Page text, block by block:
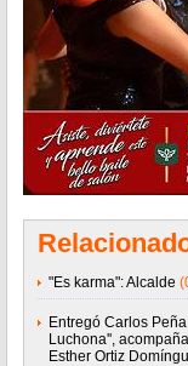
"Es karma": Alcalde
Entregó Carlos
Luchona'',
Esther Ortiz